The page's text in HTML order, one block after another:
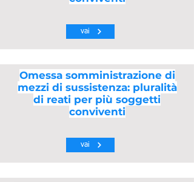
vai
Omessa somministrazione di
mezzi di sussistenza: pluralità
di reati per più soggetti
conviventi
vai